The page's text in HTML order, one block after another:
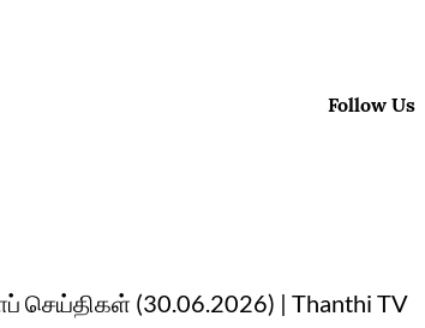
Follow Us
செய்திகள் (30.06.2026) | Thanthi TV